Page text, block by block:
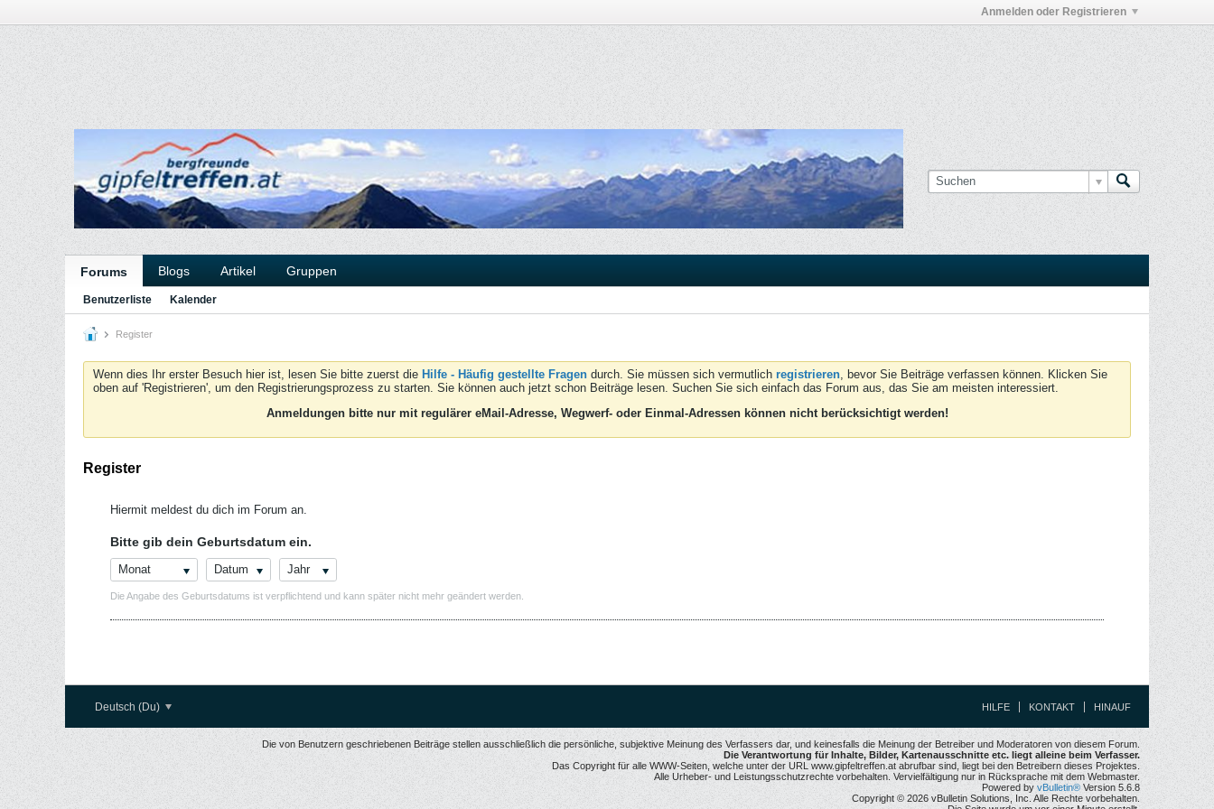
Anmelden oder Registrieren
Forums Blogs Artikel Gruppen
Benutzerliste Kalender
Register
Wenn dies Ihr erster Besuch hier ist, lesen Sie bitte zuerst die Hilfe - Häufig gestellte Fragen durch. Sie müssen sich vermutlich registrieren, bevor Sie Beiträge verfassen können. Klicken Sie
oben auf 'Registrieren', um den Registrierungsprozess zu starten. Sie können auch jetzt schon Beiträge lesen. Suchen Sie sich einfach das Forum aus, das Sie am meisten interessiert.
Anmeldungen bitte nur mit regulärer eMail-Adresse, Wegwerf- oder Einmal-Adressen können nicht berücksichtigt werden!
Register
Hiermit meldest du dich im Forum an.
Bitte gib dein Geburtsdatum ein.
Monat Datum Jahr
Die Angabe des Geburtsdatums ist verpflichtend und kann später nicht mehr geändert werden.
Deutsch (Du) HILFE KONTAKT HINAUF
Die von Benutzern geschriebenen Beiträge stellen ausschließlich die persönliche, subjektive Meinung des Verfassers dar, und keinesfalls die Meinung der Betreiber und Moderatoren von diesem Forum.
Die Verantwortung für Inhalte, Bilder, Kartenausschnitte etc. liegt alleine beim Verfasser.
Das Copyright für alle WWW-Seiten, welche unter der URL www.gipfeltreffen.at abrufbar sind, liegt bei den Betreibern dieses Projektes.
Alle Urheber- und Leistungsschutzrechte vorbehalten. Vervielfältigung nur in Rücksprache mit dem Webmaster.
Powered by vBulletin® Version 5.6.8
Copyright © 2026 vBulletin Solutions, Inc. Alle Rechte vorbehalten.